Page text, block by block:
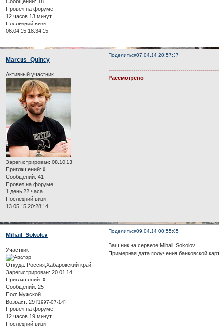
Сообщений: 18
Провел на форуме:
12 часов 13 минут
Последний визит:
06.04.15 18:34:15
Поделиться07.04.14 20:57:37
Marcus_Quincy
Активный участник
Зарегистрирован: 08.10.13
Приглашений: 0
Сообщений: 41
Провел на форуме:
1 день 22 часа
Последний визит:
13.05.15 20:28:14
Рассмотрено
Поделиться09.04.14 00:55:05
Mihail_Sokolov
Участник
Откуда: Россия;Хабаровский край;
Зарегистрирован: 20.01.14
Приглашений: 0
Сообщений: 25
Пол: Мужской
Возраст: 29 [1997-07-14]
Провел на форуме:
12 часов 19 минут
Последний визит:
Ваш ник на сервере:Mihail_Sokolov
Примерная дата получения банковской